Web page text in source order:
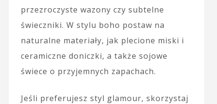
przezroczyste wazony czy subtelne
świeczniki. W stylu boho postaw na
naturalne materiały, jak plecione miski i
ceramiczne doniczki, a także sojowe
świece o przyjemnych zapachach.
Jeśli preferujesz styl glamour, skorzystaj